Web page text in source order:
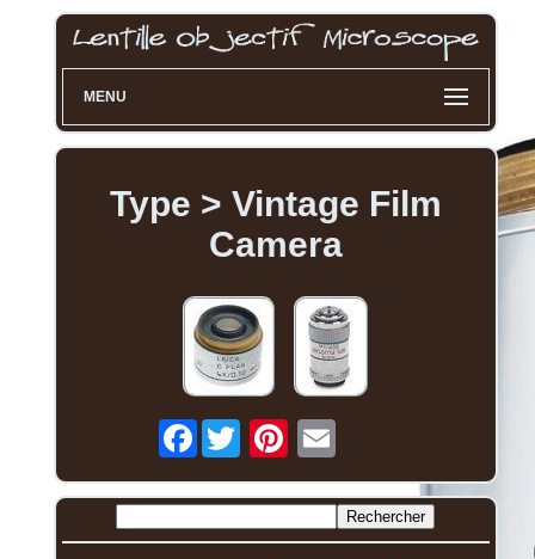
MENU
Type > Vintage Film
Camera
Facebook